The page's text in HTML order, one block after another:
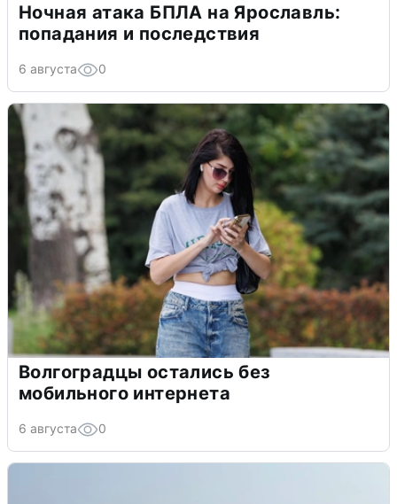
Ночная атака БПЛА на Ярославль:
попадания и последствия
6 августа 0
Волгоградцы остались без
мобильного интернета
6 августа 0